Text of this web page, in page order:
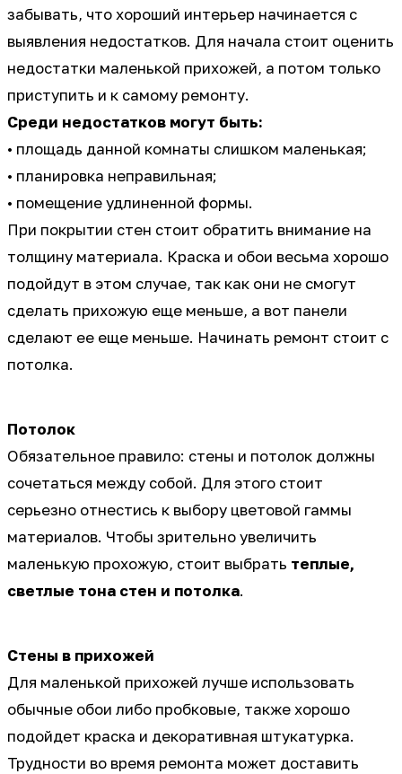
забывать, что хороший интерьер начинается с
выявления недостатков. Для начала стоит оценить
недостатки маленькой прихожей, а потом только
приступить и к самому ремонту.
Среди недостатков могут быть:
• площадь данной комнаты слишком маленькая;
• планировка неправильная;
• помещение удлиненной формы.
При покрытии стен стоит обратить внимание на
толщину материала. Краска и обои весьма хорошо
подойдут в этом случае, так как они не смогут
сделать прихожую еще меньше, а вот панели
сделают ее еще меньше. Начинать ремонт стоит с
потолка.
Потолок
Обязательное правило: стены и потолок должны
сочетаться между собой. Для этого стоит
серьезно отнестись к выбору цветовой гаммы
материалов. Чтобы зрительно увеличить
маленькую прохожую, стоит выбрать теплые,
светлые тона стен и потолка.
Стены в прихожей
Для маленькой прихожей лучше использовать
обычные обои либо пробковые, также хорошо
подойдет краска и декоративная штукатурка.
Трудности во время ремонта может доставить